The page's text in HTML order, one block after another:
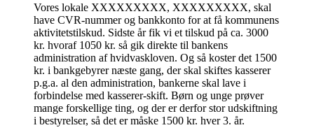
Vores lokale XXXXXXXXX, XXXXXXXXX, skal
have CVR-nummer og bankkonto for at få kommunens
aktivitetstilskud. Sidste år fik vi et tilskud på ca. 3000
kr. hvoraf 1050 kr. så gik direkte til bankens
administration af hvidvaskloven. Og så koster det 1500
kr. i bankgebyrer næste gang, der skal skiftes kasserer
p.g.a. al den administration, bankerne skal lave i
forbindelse med kasserer-skift. Børn og unge prøver
mange forskellige ting, og der er derfor stor udskiftning
i bestyrelser, så det er måske 1500 kr. hver 3. år.